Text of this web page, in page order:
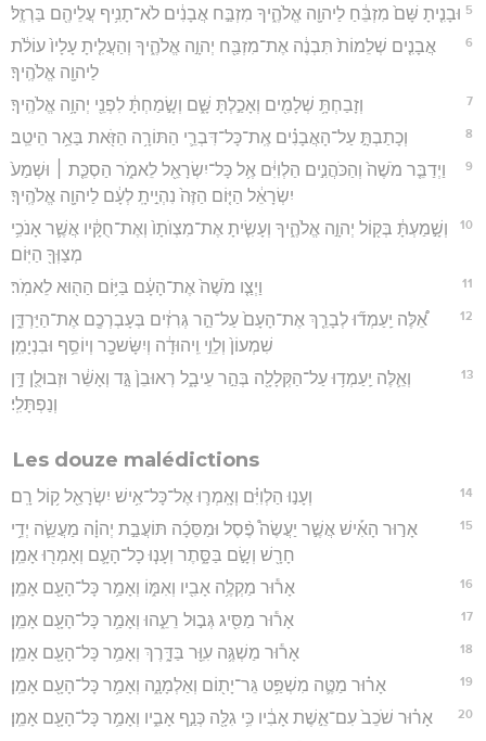
5 וּבָנִ֤יתָ שָּׁם֙ מִזְבֵּ֔חַ לַיהוָ֖ה אֱלֹהֶ֑יךָ מִזְבַּ֣ח אֲבָנִ֔ים לֹא־תָנִ֥יף עֲלֵיהֶ֖ם בַּרְזֶֽל׃
6
אֲבָנִ֤ים שְׁלֵמוֹת֙ תִּבְנֶ֔ה אֶת־מִזְבַּ֖ח יְהוָ֣ה אֱלֹהֶ֑יךָ וְהַעֲלִ֤יתָ עָלָיו֙ עוֹלֹ֔ת
לַיהוָ֖ה אֱלֹהֶֽיךָ׃
7 וְזָבַחְתָּ֥ שְׁלָמִ֖ים וְאָכַ֣לְתָּ שָּׁ֑ם וְשָׂ֣מַחְתָּ֔ לִפְנֵ֖י יְהוָ֥ה אֱלֹהֶֽיךָ׃
8 וְכָתַבְתָּ֣ עַל־הָאֲבָנִ֗ים אֶֽת־כָּל־דִּבְרֵ֛י הַתּוֹרָ֥ה הַזֹּ֖את בַּאֵ֥ר הֵיטֵֽב׃
9
וַיְדַבֵּ֤ר מֹשֶׁה֙ וְהַכֹּהֲנִ֣ים הַלְוִיִּ֔ם אֶ֥ל כָּל־יִשְׂרָאֵ֖ל לֵאמֹ֑ר הַסְכֵּ֤ת ׀ וּשְׁמַע֙
יִשְׂרָאֵ֔ל הַיּ֤וֹם הַזֶּה֙ נִהְיֵ֣יתָֽ לְעָ֔ם לַיהוָ֖ה אֱלֹהֶֽיךָ׃
10
וְשָׁ֣מַעְתָּ֔ בְּק֖וֹל יְהוָ֣ה אֱלֹהֶ֑יךָ וְעָשִׂ֤יתָ אֶת־מִצְוֺתָו֙ וְאֶת־חֻקָּ֔יו אֲשֶׁ֛ר אָנֹכִ֥י
מְצַוְּךָ֖ הַיּֽוֹם׃
11 וַיְצַ֤ו מֹשֶׁה֙ אֶת־הָעָ֔ם בַּיּ֥וֹם הַה֖וּא לֵאמֹֽר׃
12
אֵ֠לֶּה יַֽעַמְד֞וּ לְבָרֵ֤ךְ אֶת־הָעָם֙ עַל־הַ֣ר גְּרִזִ֔ים בְּעָבְרְכֶ֖ם אֶת־הַיַּרְדֵּ֑ן
שִׁמְעוֹן֙ וְלֵוִ֣י וִֽיהוּדָ֔ה וְיִשָּׂשכָ֖ר וְיוֹסֵ֥ף וּבִנְיָמִֽן׃
13
וְאֵ֛לֶּה יַֽעַמְד֥וּ עַל־הַקְּלָלָ֖ה בְּהַ֣ר עֵיבָ֑ל רְאוּבֵן֙ גָּ֣ד וְאָשֵׁ֔ר וּזְבוּלֻ֖ן דָּ֥ן
וְנַפְתָּלִֽי׃
Les douze malédictions
14 וְעָנ֣וּ הַלְוִיִּ֗ם וְאָֽמְר֛וּ אֶל־כָּל־אִ֥ישׁ יִשְׂרָאֵ֖ל ק֥וֹל רָֽם׃
15
אָר֣וּר הָאִ֡ישׁ אֲשֶׁ֣ר יַעֲשֶׂה֩ פֶ֨סֶל וּמַסֵּכָ֜ה תּוֹעֲבַ֣ת יְהוָ֗ה מַעֲשֵׂ֛ה יְדֵ֥י
חָרָ֖שׁ וְשָׂ֣ם בַּסָּ֑תֶר וְעָנ֧וּ כָל־הָעָ֛ם וְאָמְר֖וּ אָמֵֽן׃
16 אָר֕וּר מַקְלֶ֥ה אָבִ֖יו וְאִמּ֑וֹ וְאָמַ֥ר כָּל־הָעָ֖ם אָמֵֽן׃
17 אָר֕וּר מַסִּ֖יג גְּב֣וּל רֵעֵ֑הוּ וְאָמַ֥ר כָּל־הָעָ֖ם אָמֵֽן׃
18 אָר֕וּר מַשְׁגֶּ֥ה עִוֵּ֖ר בַּדָּ֑רֶךְ וְאָמַ֥ר כָּל־הָעָ֖ם אָמֵֽן׃
19 אָר֗וּר מַטֶּ֛ה מִשְׁפַּ֥ט גֵּר־יָת֖וֹם וְאַלְמָנָ֑ה וְאָמַ֥ר כָּל־הָעָ֖ם אָמֵֽן׃
20 אָר֗וּר שֹׁכֵב֙ עִם־אֵ֣שֶׁת אָבִ֔יו כִּ֥י גִלָּ֖ה כְּנַ֣ף אָבִ֑יו וְאָמַ֥ר כָּל־הָעָ֖ם אָמֵֽן׃